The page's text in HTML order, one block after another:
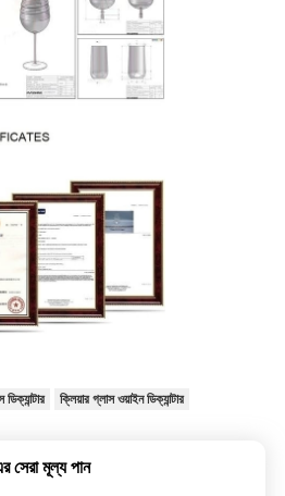
ক্লিয়ার গ্লাস ওয়াইন ডিক্যান্টার
সেরা মূল্য পান